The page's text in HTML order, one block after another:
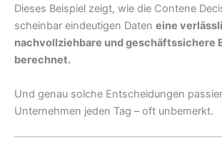
Dieses Beispiel zeigt, wie die Contene
scheinbar eindeutigen Daten eine
nachvollziehbare und geschäftssichere
berechnet.
Und genau solche Entscheidungen
Unternehmen jeden Tag – oft unbemerkt.